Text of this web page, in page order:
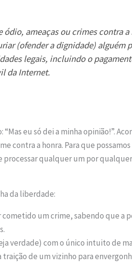
ameaças ou crimes contra
(ofender a dignidade) alguém
legais, incluindo o
da Internet.
eu só dei a minha opinião!”.
contra a honra. Para que
processar qualquer um por
da liberdade:
um crime, sabendo que a
verdade) com o único intuito de
de um vizinho para